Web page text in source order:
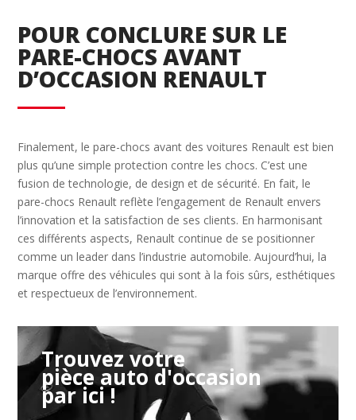
POUR CONCLURE SUR LE
PARE-CHOCS AVANT
D’OCCASION RENAULT
Finalement, le pare-chocs avant des voitures Renault est bien
plus qu’une simple protection contre les chocs. C’est une
fusion de technologie, de design et de sécurité. En fait, le
pare-chocs Renault reflète l’engagement de Renault envers
l’innovation et la satisfaction de ses clients. En harmonisant
ces différents aspects, Renault continue de se positionner
comme un leader dans l’industrie automobile. Aujourd’hui, la
marque offre des véhicules qui sont à la fois sûrs, esthétiques
et respectueux de l’environnement.
Trouvez votre
pièce auto d'occasion
par ici !